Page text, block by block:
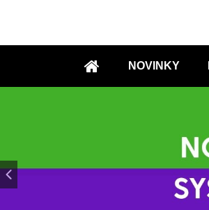
ÚVOD
NOVINKY